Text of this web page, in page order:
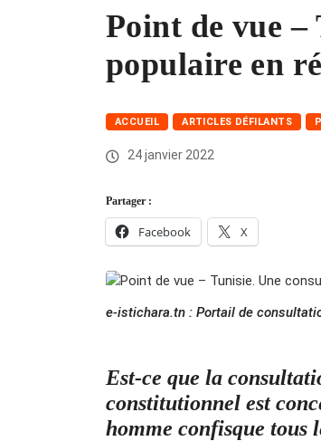
Point de vue –
populaire en
ACCUEIL ARTICLES DÉFILANTS
24 janvier 2022
Partager :
Facebook X
e-istichara.tn : Portail de
Est-ce que la
constitutionnel est
homme confisque tous